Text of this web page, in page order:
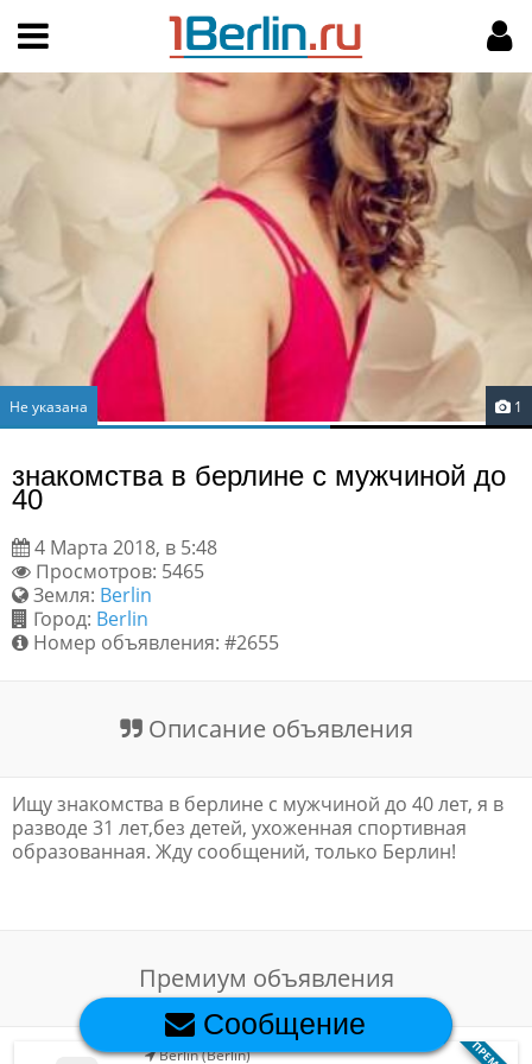
Пользовательское соглашение
Компьютерная версия
Текстовая реклама
Обратная связь
Новости и статьи
МОЙ АККАУНТ
Мои объявления
Не указана 1
знакомства в берлине с мужчиной до
40
4 Марта 2018, в 5:48
Просмотров: 5465
Земля: Berlin
Город: Berlin
Номер объявления: #2655
Описание объявления
Ищу знакомства в берлине с мужчиной до 40 лет, я в
разводе 31 лет,без детей, ухоженная спортивная
образованная. Жду сообщений, только Берлин!
Премиум объявления
Berlin (Berlin)
Сообщение